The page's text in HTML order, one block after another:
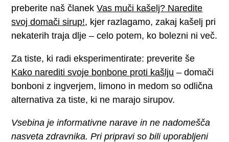
preberite naš članekVas muči kašelj? Naredite
svoj domači sirup!, kjer razlagamo, zakaj kašelj pri
nekaterih traja dlje – celo potem, ko bolezni ni več.
Za tiste, ki radi eksperimentirate: preverite še
Kako narediti svoje bonbone proti kašlju – domači
bonboni z ingverjem, limono in medom so odlična
alternativa za tiste, ki ne marajo sirupov.
Vsebina je informativne narave in ne nadomešča
nasveta zdravnika. Pri pripravi so bili uporabljeni